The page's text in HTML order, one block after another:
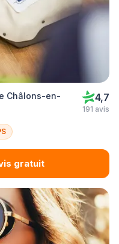
Châlons-en-
4,7
191 avis
gratuit